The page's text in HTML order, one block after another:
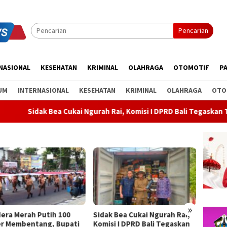
Pencarian
KESEHATAN KRIMINAL OLAHRAGA OTOMOTIF
INTERNASIONAL KESEHATAN KRIMINAL OLAHRAGA
Ngurah Rai, Komisi I DPRD Bali Tegaskan Tak Ada Indikasi
»
Bea Cukai Ngurah Rai,
I DPRD Bali Tegaskan
Rahina Tumpek Krulut,
Pemkab Bangli Hadirkan
ABTI